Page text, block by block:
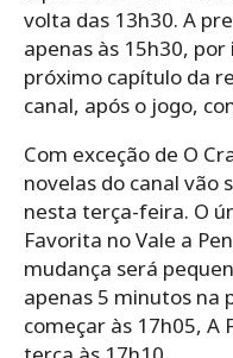
volta das 13h30. A
apenas às 15h30,
próximo capítulo da
canal, após o jogo,
Com exceção de O
novelas do canal vão
nesta terça-feira. O
Favorita no Vale a
mudança será
apenas 5 minutos na
começar às 17h05, A